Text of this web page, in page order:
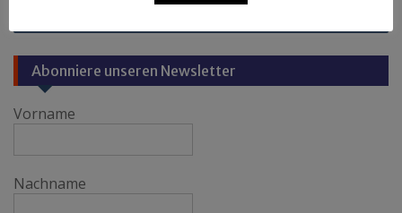
Abonniere unseren Newsletter
Vorname
Nachname